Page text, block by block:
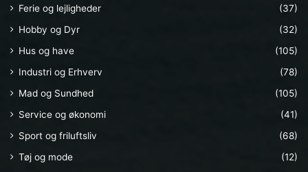
Ferie og lejligheder
(37)
Hobby og Dyr
(32)
Hus og have
(105)
Industri og Erhverv
(78)
Mad og Sundhed
(105)
Service og økonomi
(41)
Sport og friluftsliv
(68)
Tøj og mode
(12)